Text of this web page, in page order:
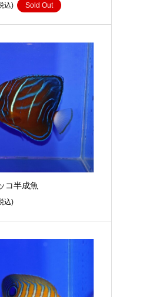
込) Sold Out
コ半成魚
込)